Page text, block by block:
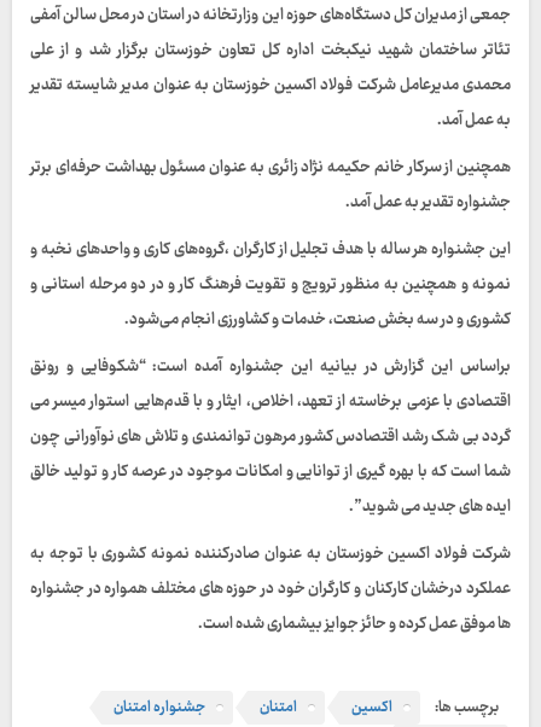
جمعی از مدیران کل دستگاه‌های حوزه این وزارتخانه در استان در محل سالن آمفی
تئاتر ساختمان شهید نیکبخت اداره کل تعاون خوزستان برگزار شد و از علی
محمدی مدیرعامل شرکت فولاد اکسین خوزستان به عنوان مدیر شایسته تقدیر
به عمل آمد.
همچنین از سرکار خانم حکیمه نژاد زائری به عنوان مسئول بهداشت حرفه‌ای برتر
جشنواره تقدیر به عمل آمد.
این جشنواره هر ساله با هدف تجلیل از کارگران ،گروه‌های کاری و واحد‌های نخبه و
نمونه و همچنین به منظور ترویج و تقویت فرهنگ کار و در دو مرحله استانی و
کشوری و در سه بخش صنعت، خدمات و کشاورزی انجام می‌شود.
براساس این گزارش در بیانیه این جشنواره آمده است: “شکوفایی و رونق
اقتصادی با عزمی برخاسته از تعهد، اخلاص، ایثار و با قدم‌هایی استوار میسر می
گردد‌ بی شک رشد اقتصادس کشور مرهون توانمندی و تلاش های نوآورانی چون
شما است که با بهره گیری از توانایی و امکانات موجود در عرصه کار و تولید خالق
ایده های جدید می شوید”.
شرکت فولاد اکسین خوزستان به عنوان صادرکننده نمونه کشوری با توجه به
عملکرد درخشان کارکنان و کارگران خود در حوزه های مختلف همواره در جشنواره
ها موفق عمل کرده و حائز جوایز بیشماری شده است.
برچسب ها: اکسین امتنان
جشنواره امتنان